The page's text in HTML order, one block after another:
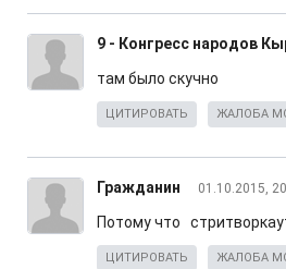
9 - Конгресс народов
там было скучно
ЦИТИРОВАТЬ ЖАЛОБА
Гражданин 01.10.2015,
Потому что
ЦИТИРОВАТЬ ЖАЛОБА